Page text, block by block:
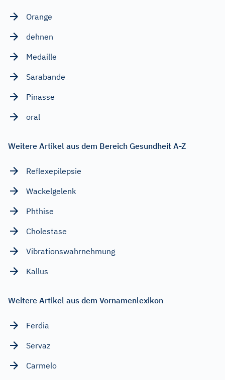
Orange
dehnen
Medaille
Sarabande
Pinasse
oral
Weitere Artikel aus dem Bereich Gesundheit A-Z
Reflexepilepsie
Wackelgelenk
Phthise
Cholestase
Vibrationswahrnehmung
Kallus
Weitere Artikel aus dem Vornamenlexikon
Ferdia
Servaz
Carmelo